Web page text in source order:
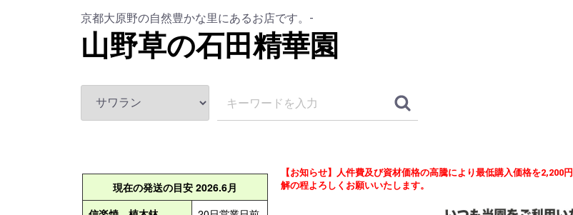
京都大原野の自然豊かな里にあるお店です。-
山野草の石田精華園
【お知らせ】人件費及び資材価格の高騰により最低購入価格を
解の程よろしくお願いいたします。